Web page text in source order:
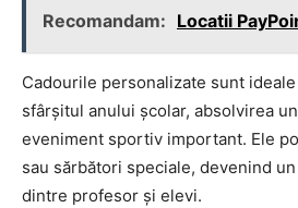
Recomandam: Locatii
Cadourile personalizate sunt
sfârșitul anului școlar, absolvirea
eveniment sportiv important. Ele
sau sărbători speciale, devenind
dintre profesor și elevi.